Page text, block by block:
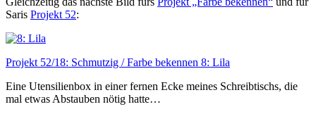
Saris Projekt 52:
Projekt 52/18: Schmutzig / Farbe bekennen 8: Lila
Eine Utensilienbox in einer fernen Ecke meines Schreibtischs, die
mal etwas Abstauben nötig hatte…